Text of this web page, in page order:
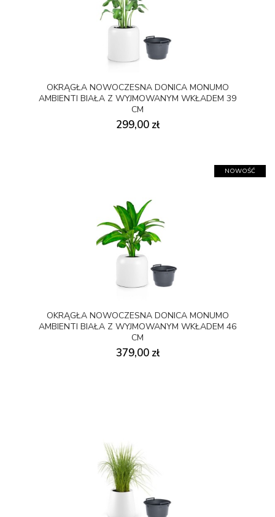
OKRĄGŁA NOWOCZESNA DONICA MONUMO
AMBIENTI BIAŁA Z WYJMOWANYM WKŁADEM 39
CM
299,00 zł
OKRĄGŁA NOWOCZESNA DONICA MONUMO
AMBIENTI BIAŁA Z WYJMOWANYM WKŁADEM 46
CM
379,00 zł
NOWOŚĆ